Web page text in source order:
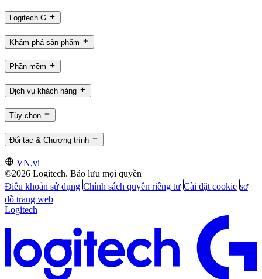
Logitech G
Khám phá sản phẩm
Phần mềm
Dịch vụ khách hàng
Tùy chọn
Đối tác & Chương trình
VN,vi
©2026 Logitech. Bảo lưu mọi quyền
Điều khoản sử dụng Chính sách quyền riêng tư Cài đặt cookie sơ
đồ trang web
Logitech